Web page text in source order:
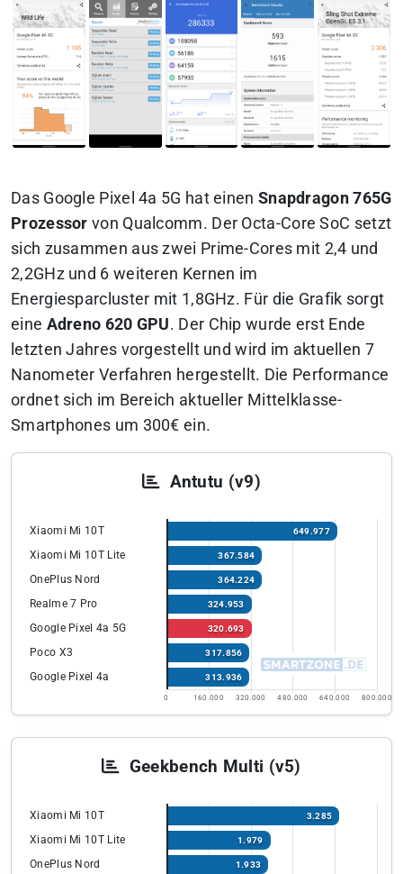
Das Google Pixel 4a 5G hat einen Snapdragon 765G
Prozessor von Qualcomm. Der Octa-Core SoC setzt
sich zusammen aus zwei Prime-Cores mit 2,4 und
2,2GHz und 6 weiteren Kernen im
Energiesparcluster mit 1,8GHz. Für die Grafik sorgt
eine Adreno 620 GPU. Der Chip wurde erst Ende
letzten Jahres vorgestellt und wird im aktuellen 7
Nanometer Verfahren hergestellt. Die Performance
ordnet sich im Bereich aktueller Mittelklasse-
Smartphones um 300€ ein.
Antutu (v9)
Xiaomi Mi 10T 649.977
Xiaomi Mi 10T Lite 367.584
OnePlus Nord 364.224
Realme 7 Pro 324.953
Google Pixel 4a 5G 320.693
Poco X3 317.856
Google Pixel 4a 313.936
0 160.000 320.000 480.000 640.000 800.000
Geekbench Multi (v5)
Xiaomi Mi 10T 3.285
Xiaomi Mi 10T Lite 1.979
OnePlus Nord 1.933